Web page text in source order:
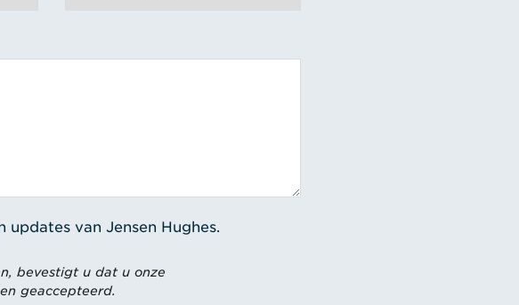
van Jensen Hughes.
bevestigt u dat u onze
geaccepteerd.